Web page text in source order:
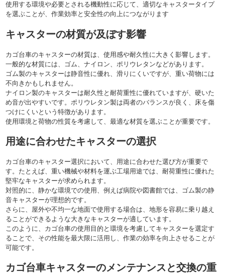
使用する環境や必要とされる機動性に応じて、適切なキャスタータイプ
を選ぶことが、作業効率と安全性の向上につながります
キャスターの材質が及ぼす影響
カゴ台車のキャスターの材質は、使用感や耐久性に大きく影響します。
一般的な材質には、ゴム、ナイロン、ポリウレタンなどがあります。
ゴム製のキャスターは静音性に優れ、滑りにくいですが、重い荷物には
不向きかもしれません。
ナイロン製のキャスターは耐久性と耐荷重性に優れていますが、硬いた
め音が出やすいです。ポリウレタン製は両者のバランスが良く、床を傷
つけにくいという特徴があります。
使用環境と荷物の性質を考慮して、最適な材質を選ぶことが重要です。
用途に合わせたキャスターの選択
カゴ台車のキャスター選択において、用途に合わせた選び方が重要で
す。たとえば、重い機械や材料を運ぶ工場用途では、耐荷重性に優れた
堅牢なキャスターが求められます。
対照的に、静かな環境での使用、例えば病院や図書館では、ゴム製の静
音キャスターが理想的です。
さらに、屋外や不均一な地面で使用する場合は、地形を容易に乗り越え
ることができるような大きなキャスターが適しています。
このように、カゴ台車の使用目的と環境を考慮してキャスターを選定す
ることで、その性能を最大限に活用し、作業の効率を向上させることが
可能です。
カゴ台車キャスターのメンテナンスと交換の重